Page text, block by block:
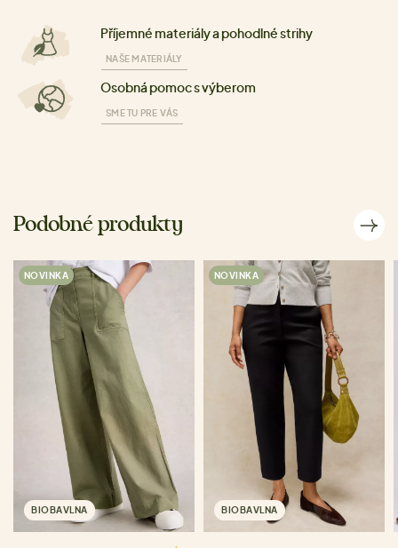
Příjemné materiály a pohodlné strihy
NAŠE MATERIÁLY
Osobná pomoc s výberom
SME TU PRE VÁS
Podobné produkty
NOVINKA
BIOBAVLNA
NOVINKA
BIOBAVLNA